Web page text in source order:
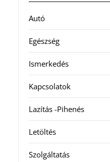
Autó
Egészség
Ismerkedés
Kapcsolatok
Lazítás -Pihenés
Letöltés
Szolgáltatás